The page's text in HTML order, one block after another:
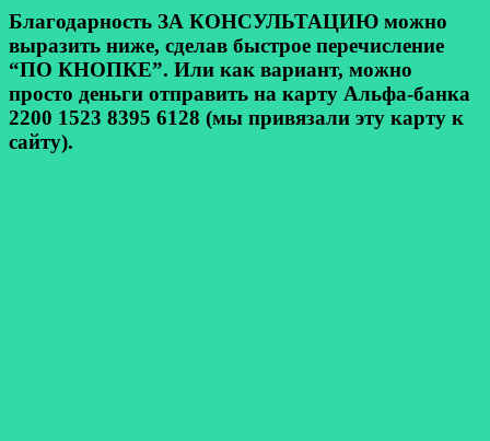
Благодарность ЗА КОНСУЛЬТАЦИЮ можно
выразить ниже, сделав быстрое перечисление
“ПО КНОПКЕ”. Или как вариант, можно
просто деньги отправить на карту Альфа-банка
2200 1523 8395 6128 (мы привязали эту карту к
сайту).